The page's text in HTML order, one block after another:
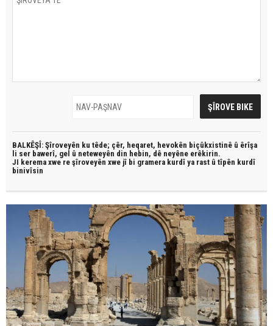
BALKÊŞÎ: Şîroveyên ku têde; çêr, heqaret, hevokên biçûkxistinê û êrîşa
li ser bawerî, gel û neteweyên din hebin, dê neyêne erêkirin.
JI kerema xwe re şîroveyên xwe jî bi gramera kurdî ya rast û tîpên kurdî
binivîsin